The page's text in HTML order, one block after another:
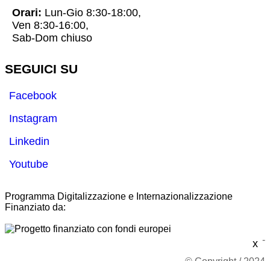
x
Orari: Lun-Gio 8:30-18:00,
Ven 8:30-16:00,
Sab-Dom chiuso
SEGUICI SU
Facebook
Instagram
Linkedin
Youtube
Programma Digitalizzazione e Internazionalizzazione
Finanziato da:
-